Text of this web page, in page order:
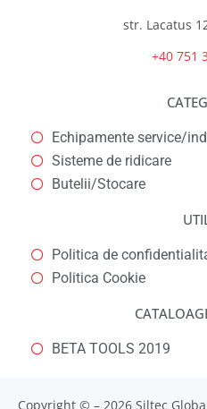
str. Lacatus
+40 751
Echipamente service/
Sisteme de ridicare
Butelii/Stocare
Politica de
Politica Cookie
BETA TOOLS 2019
Copyright © – 2026 Siltec